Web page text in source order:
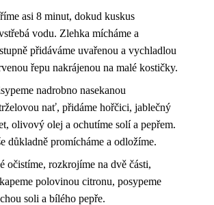
asi 8 minut, dokud kuskus
vodu. Zlehka mícháme a
přidáváme uvařenou a vychladlou
řepu nakrájenou na malé kostičky.
nadrobno nasekanou
nať, přidáme hořčici, jablečný
olivový olej a ochutíme solí a pepřem.
důkladně promícháme a odložíme.
očistíme, rozkrojíme na dvě části,
polovinou citronu, posypeme
soli a bílého pepře.